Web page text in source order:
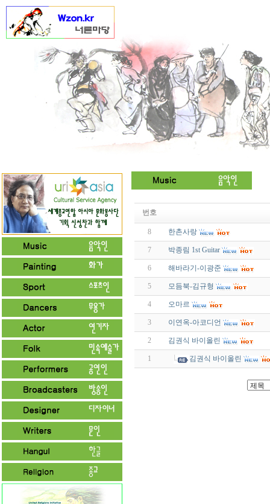
번호
8 한촌사랑
7 박종림 1st Guitar
6 해바라기-이광준
5 모듬북-김규형
4 오마르
3 이연옥-아코디언
2 김권식 바이올린
1 김권식 바이올린